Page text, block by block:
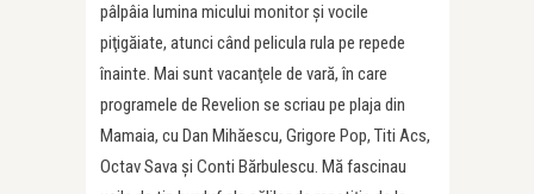
pâlpâia lumina micului monitor şi vocile
piţigăiate, atunci când pelicula rula pe repede
înainte. Mai sunt vacanţele de vară, în care
programele de Revelion se scriau pe plaja din
Mamaia, cu Dan Mihăescu, Grigore Pop, Titi Acs,
Octav Sava şi Conti Bărbulescu. Mă fascinau